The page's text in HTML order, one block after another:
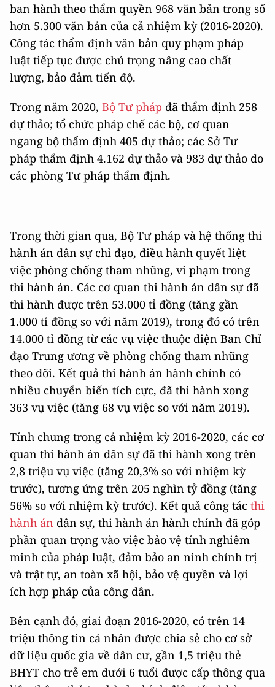
ban hành theo thẩm quyền 968 văn bản trong số
hơn 5.300 văn bản của cả nhiệm kỳ (2016-2020).
Công tác thẩm định văn bản quy phạm pháp
luật tiếp tục được chú trọng nâng cao chất
lượng, bảo đảm tiến độ.
Trong năm 2020, Bộ Tư pháp đã thẩm định 258
dự thảo; tổ chức pháp chế các bộ, cơ quan
ngang bộ thẩm định 405 dự thảo; các Sở Tư
pháp thẩm định 4.162 dự thảo và 983 dự thảo do
các phòng Tư pháp thẩm định.
Trong thời gian qua, Bộ Tư pháp và hệ thống thi
hành án dân sự chỉ đạo, điều hành quyết liệt
việc phòng chống tham nhũng, vi phạm trong
thi hành án. Các cơ quan thi hành án dân sự đã
thi hành được trên 53.000 tỉ đồng (tăng gần
1.000 tỉ đồng so với năm 2019), trong đó có trên
14.000 tỉ đồng từ các vụ việc thuộc diện Ban Chỉ
đạo Trung ương về phòng chống tham nhũng
theo dõi. Kết quả thi hành án hành chính có
nhiều chuyển biến tích cực, đã thi hành xong
363 vụ việc (tăng 68 vụ việc so với năm 2019).
Tính chung trong cả nhiệm kỳ 2016-2020, các cơ
quan thi hành án dân sự đã thi hành xong trên
2,8 triệu vụ việc (tăng 20,3% so với nhiệm kỳ
trước), tương ứng trên 205 nghìn tỷ đồng (tăng
56% so với nhiệm kỳ trước). Kết quả công tác thi
hành án dân sự, thi hành án hành chính đã góp
phần quan trọng vào việc bảo vệ tính nghiêm
minh của pháp luật, đảm bảo an ninh chính trị
và trật tự, an toàn xã hội, bảo vệ quyền và lợi
ích hợp pháp của công dân.
Bên cạnh đó, giai đoạn 2016-2020, có trên 14
triệu thông tin cá nhân được chia sẻ cho cơ sở
dữ liệu quốc gia về dân cư, gần 1,5 triệu thẻ
BHYT cho trẻ em dưới 6 tuổi được cấp thông qua